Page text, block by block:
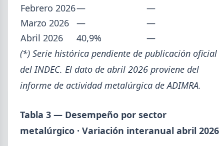
SUSCRIPCIÓN A SIDERDATO
Recibí el reporte semanal más actualizado de novedades
metalúrgicas directo a tu mail o celular.
Febrero 2026—
—
Marzo 2026
—
—
Abril 2026
40,9%
—
(*) Serie histórica pendiente de publicación oficial
del INDEC. El dato de abril 2026 proviene del
informe de actividad metalúrgica de ADIMRA.
Tabla 3 — Desempeño por sector
metalúrgico · Variación interanual abril 2026